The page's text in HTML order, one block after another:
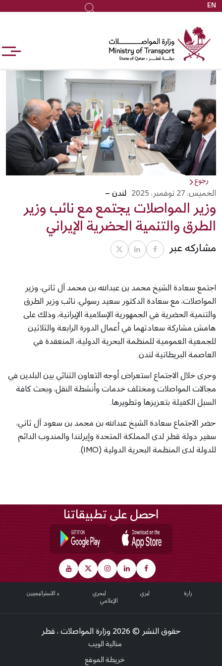
EN بحث
رجوع
الخميس، 27 نوفمبر، 2025 لندن –
وزير المواصلات يجتمع مع نائب وزير
الطرق والتنمية الحضرية الإيراني
مشاركه عبر
اجتمع سعادة الشيخ محمد بن عبدالله بن محمد آل ثاني، وزير
المواصلات، مع سعادة الدكتور سعيد رسولي، نائب وزير الطرق
والتنمية الحضرية في الجمهورية الإسلامية الإيرانية، وذلك على
هامش مشاركة سعادتهما في أعمال الدورة الرابعة والثلاثين
للجمعية العمومية للمنظمة البحرية الدولية، المنعقدة في
العاصمة البريطانية لندن.
وجرى خلال الاجتماع استعراض أوجه التعاون الثنائي بين البلدين في
مجالات المواصلات ومختلف خدمات وأنشطة النقل، وبحث كافة
السبل الكفيلة بتعزيزها وتطويرها.
حضر الاجتماع سعادة الشيخ عبدالله بن محمد بن سعود آل ثاني،
سفير دولة قطر لدى المملكة المتحدة وإيرلندا والمندوب الدائم
للدولة لدى المنظمة البحرية الدولية (IMO).
احصل على تطبيقاتنا
Footer
عن الوزارة النقل البري النقل البحري
الشركاء الاستراتيجيين
المركز الإعلامي
حقوق النشر © 2026 وزارة المواصلات ، قطر
منالية الويب
خريطة الموقع